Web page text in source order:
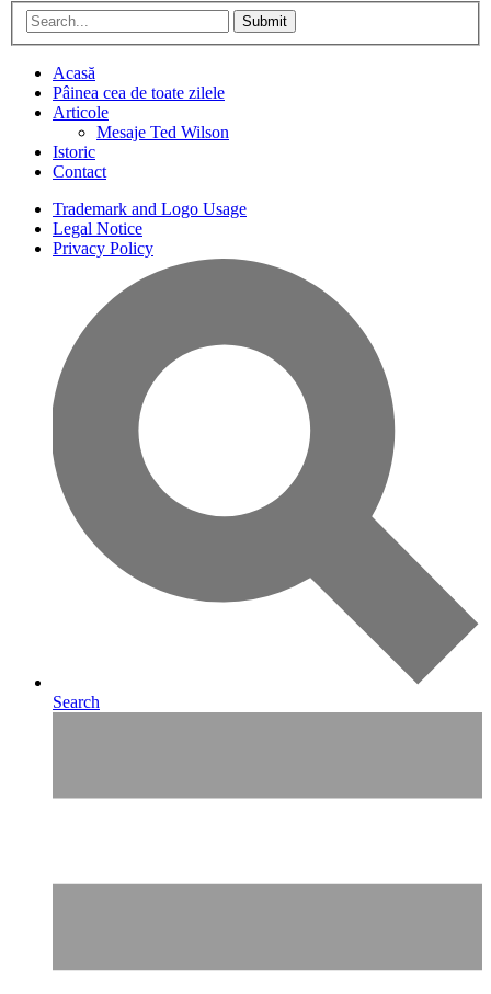
Submit
Acasă
Pâinea cea de toate zilele
Articole
Mesaje Ted Wilson
Istoric
Contact
Trademark and Logo Usage
Legal Notice
Privacy Policy
Search